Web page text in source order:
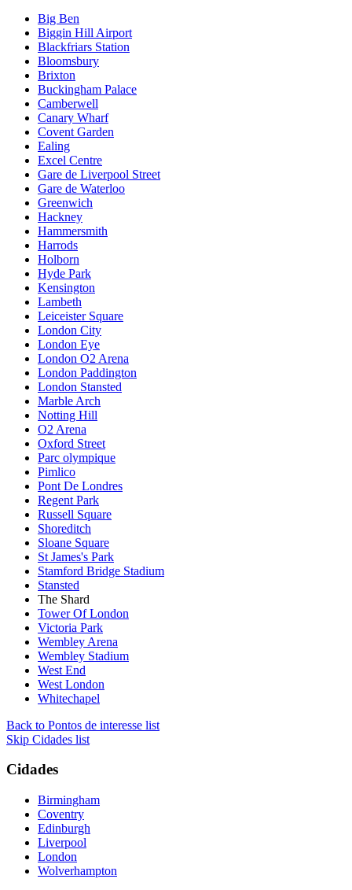
Big Ben
Biggin Hill Airport
Blackfriars Station
Bloomsbury
Brixton
Buckingham Palace
Camberwell
Canary Wharf
Covent Garden
Ealing
Excel Centre
Gare de Liverpool Street
Gare de Waterloo
Greenwich
Hackney
Hammersmith
Harrods
Holborn
Hyde Park
Kensington
Lambeth
Leiceister Square
London City
London Eye
London O2 Arena
London Paddington
London Stansted
Marble Arch
Notting Hill
O2 Arena
Oxford Street
Parc olympique
Pimlico
Pont De Londres
Regent Park
Russell Square
Shoreditch
Sloane Square
St James's Park
Stamford Bridge Stadium
Stansted
The Shard
Tower Of London
Victoria Park
Wembley Arena
Wembley Stadium
West End
West London
Whitechapel
Back to Pontos de interesse list
Skip Cidades list
Cidades
Birmingham
Coventry
Edinburgh
Liverpool
London
Wolverhampton